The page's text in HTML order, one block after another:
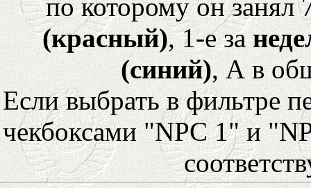
по которому он
(красный), 1-е за
(синий), А в
Если выбрать в фильтре
чекбоксами "NPC 1" и